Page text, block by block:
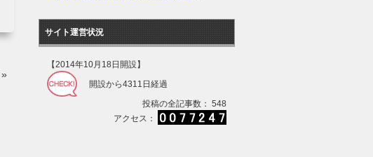
»
サイト運営状況
【2014年10月18日開設】
開設から4311日経過
投稿の全記事数： 548
アクセス：